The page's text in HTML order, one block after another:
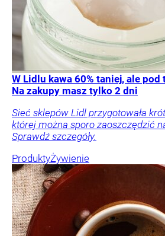
W Lidlu kawa 60% taniej, ale
Na zakupy masz tylko 2 dni
Sieć sklepów Lidl przygotowała
której można sporo zaoszczędzić
Sprawdź szczegóły.
ProduktyŻywienie